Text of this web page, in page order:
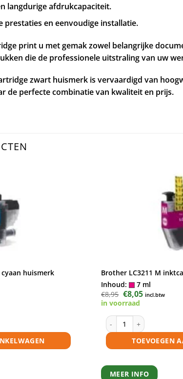
langdurige afdrukcapaciteit.
en eenvoudige installatie.
print u met gemak zowel belangrijke
die de professionele uitstraling van uw
zwart huismerk is vervaardigd van
de perfecte combinatie van kwaliteit en prijs.
huismerk
huismerk aantal
Brother LC3211 M
Inhoud:
7 ml
€8,95 Oorspronkelijke
prijs
was:
€8,05Huidige
prijs
incl.btw
in voorraad
Brother LC3211 M
TOEVOEGEN
MEER INFO